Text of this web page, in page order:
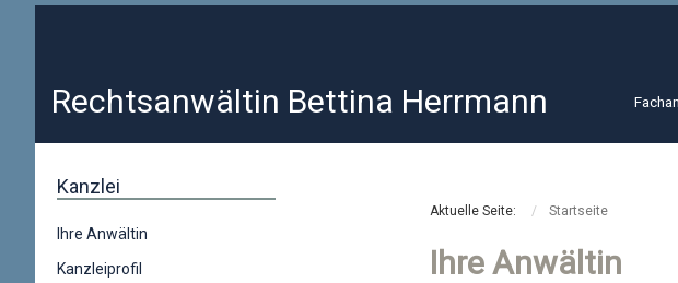
Rechtsanwältin Bettina Herrmann
Kanzlei
Ihre Anwältin
Kanzleiprofil
Aktuelle Seite: Startseite
Ihre Anwältin